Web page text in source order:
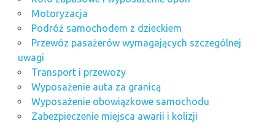
Motoryzacja
Podróż samochodem z dzieckiem
Przewóz pasażerów wymagających szczególnej
uwagi
Transport i przewozy
Wyposażenie auta za granicą
Wyposażenie obowiązkowe samochodu
Zabezpieczenie miejsca awarii i kolizji